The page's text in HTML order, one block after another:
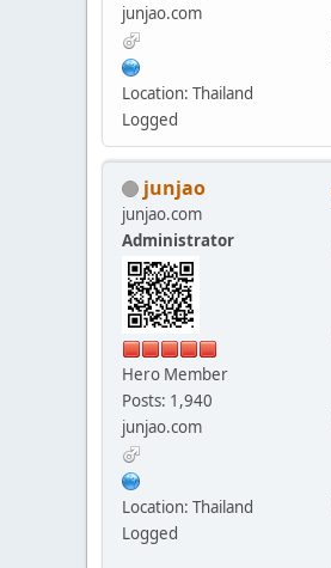
junjao.com
Location: Thailand
Logged
junjao
junjao.com
Administrator
Hero Member
Posts: 1,940
junjao.com
Location: Thailand
Logged